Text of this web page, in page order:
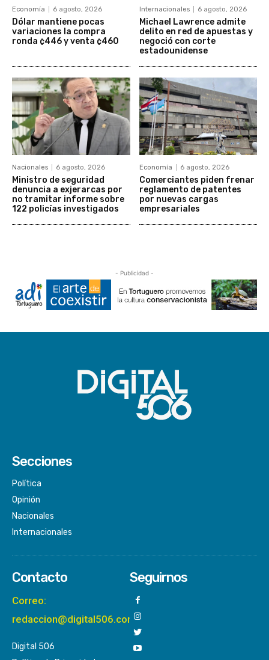
Economía 6 agosto, 2026
Dólar mantiene pocas
variaciones la compra
ronda ¢446 y venta ¢460
Internacionales 6 agosto, 2026
Michael Lawrence admite
delito en red de apuestas y
negoció con corte
estadounidense
Nacionales 6 agosto, 2026
Ministro de seguridad
denuncia a exjerarcas por
no tramitar informe sobre
122 policías investigados
Economía 6 agosto, 2026
Comerciantes piden frenar
reglamento de patentes
por nuevas cargas
empresariales
- Publicidad -
Secciones
Política
Opinión
Nacionales
Internacionales
Contacto
Correo:
redaccion@digital506.com
Digital 506
Seguirnos